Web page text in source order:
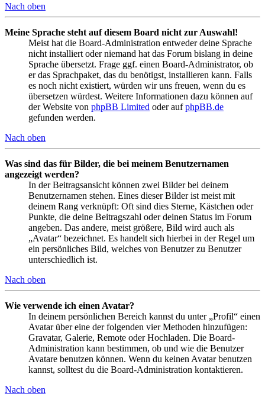
Nach oben
Meine Sprache steht auf diesem Board nicht zur Auswahl!
Meist hat die Board-Administration entweder deine Sprache
nicht installiert oder niemand hat das Forum bislang in deine
Sprache übersetzt. Frage ggf. einen Board-Administrator, ob
er das Sprachpaket, das du benötigst, installieren kann. Falls
es noch nicht existiert, würden wir uns freuen, wenn du es
übersetzen würdest. Weitere Informationen dazu können auf
der Website von phpBB Limited oder aufphpBB.de
gefunden werden.
Nach oben
Was sind das für Bilder, die bei meinem Benutzernamen
angezeigt werden?
In der Beitragsansicht können zwei Bilder bei deinem
Benutzernamen stehen. Eines dieser Bilder ist meist mit
deinem Rang verknüpft: Oft sind dies Sterne, Kästchen oder
Punkte, die deine Beitragszahl oder deinen Status im Forum
angeben. Das andere, meist größere, Bild wird auch als
„Avatar“ bezeichnet. Es handelt sich hierbei in der Regel um
ein persönliches Bild, welches von Benutzer zu Benutzer
unterschiedlich ist.
Nach oben
Wie verwende ich einen Avatar?
In deinem persönlichen Bereich kannst du unter „Profil“ einen
Avatar über eine der folgenden vier Methoden hinzufügen:
Gravatar, Galerie, Remote oder Hochladen. Die Board-
Administration kann bestimmen, ob und wie die Benutzer
Avatare benutzen können. Wenn du keinen Avatar benutzen
kannst, solltest du die Board-Administration kontaktieren.
Nach oben